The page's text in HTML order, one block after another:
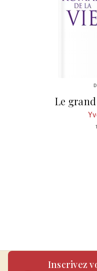
Le
Inscrivez